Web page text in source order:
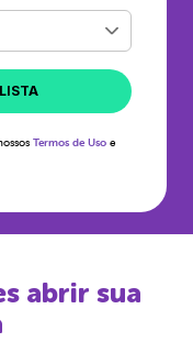
Termos de Uso e
abrir sua